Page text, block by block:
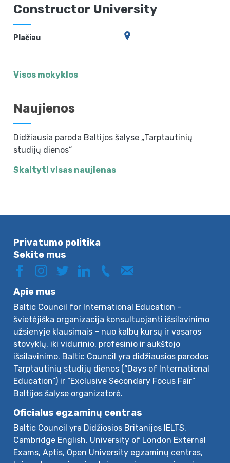
Constructor University
Plačiau
Visos mokyklos
Naujienos
Didžiausia paroda Baltijos šalyse „Tarptautinių
studijų dienos“
Skaityti visas naujienas
Privatumo politika
Sekite mus
Apie mus
Baltic Council for International Education –
švietėjiška organizacija konsultuojanti išsilavinimo
užsienyje klausimais – nuo kalbų kursų ir vasaros
stovyklų, iki vidurinio, profesinio ir aukštojo
išsilavinimo. Baltic Council yra didžiausios parodos
Tarptautinių studijų dienos (“Days of International
Education”) ir “Exclusive Secondary Focus Fair”
Baltijos šalyse organizatorė.
Oficialus egzaminų centras
Baltic Council yra Didžiosios Britanijos IELTS,
Cambridge English, University of London External
Exams, Aptis, Open University egzaminų centras,